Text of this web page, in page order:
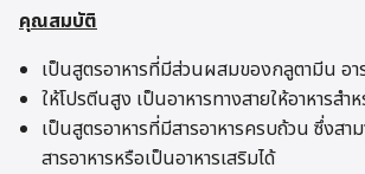
คุณสมบัติ
เป็นสูตรอาหารที่มีส่วนผสมของกลูตามีน อ
ให้โปรตีนสูง เป็นอาหารทางสายให้อาหารส
เป็นสูตรอาหารที่มีสารอาหารครบถ้วน ซึ่งสา
สารอาหารหรือเป็นอาหารเสริมได้